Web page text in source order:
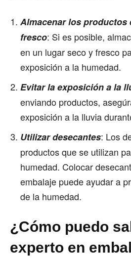
Almacenar los productos
fresco: Si es posible,
en un lugar seco y fresco
exposición a la humedad.
Evitar la exposición a la
enviando productos,
exposición a la lluvia
Utilizar desecantes: Los
productos que se utilizan
humedad. Colocar
embalaje puede ayudar a
de la humedad.
¿Cómo puedo
experto en